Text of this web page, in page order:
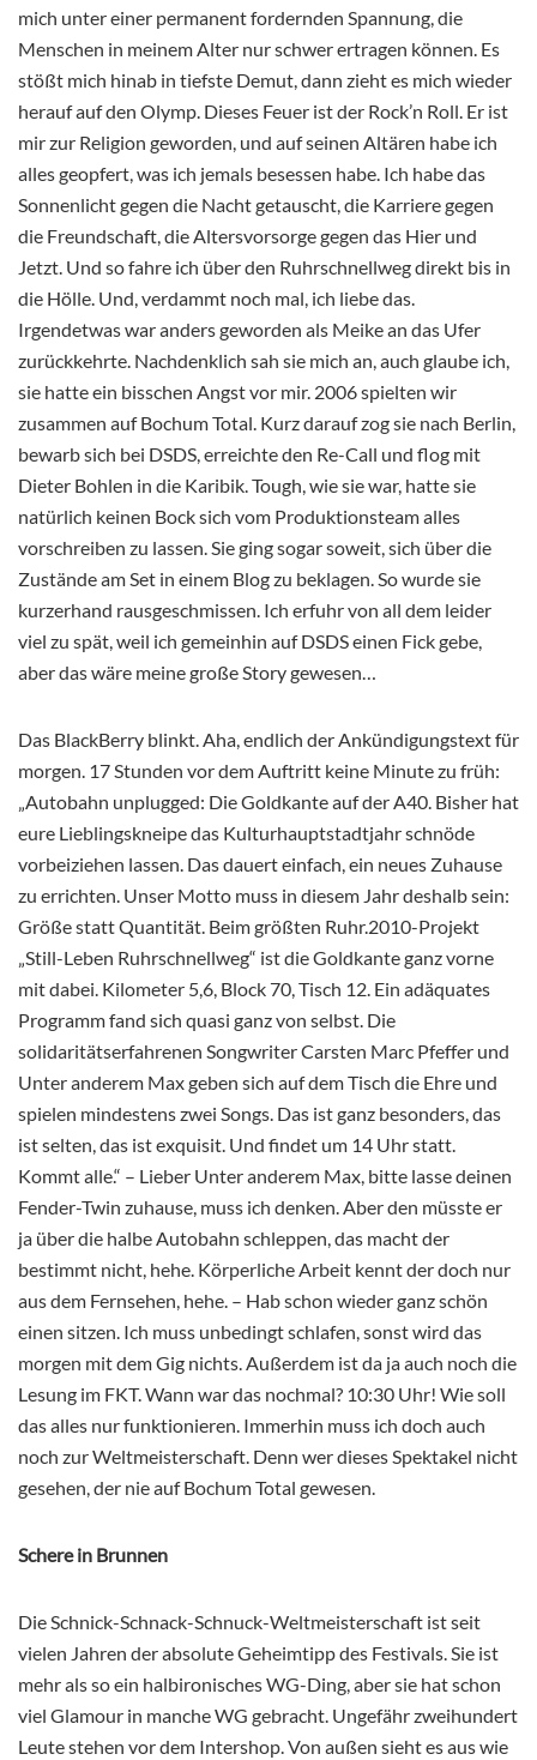
mich unter einer permanent fordernden Spannung, die
Menschen in meinem Alter nur schwer ertragen können. Es
stößt mich hinab in tiefste Demut, dann zieht es mich wieder
herauf auf den Olymp. Dieses Feuer ist der Rock’n Roll. Er ist
mir zur Religion geworden, und auf seinen Altären habe ich
alles geopfert, was ich jemals besessen habe. Ich habe das
Sonnenlicht gegen die Nacht getauscht, die Karriere gegen
die Freundschaft, die Altersvorsorge gegen das Hier und
Jetzt. Und so fahre ich über den Ruhrschnellweg direkt bis in
die Hölle. Und, verdammt noch mal, ich liebe das.
Irgendetwas war anders geworden als Meike an das Ufer
zurückkehrte. Nachdenklich sah sie mich an, auch glaube ich,
sie hatte ein bisschen Angst vor mir. 2006 spielten wir
zusammen auf Bochum Total. Kurz darauf zog sie nach Berlin,
bewarb sich bei DSDS, erreichte den Re-Call und flog mit
Dieter Bohlen in die Karibik. Tough, wie sie war, hatte sie
natürlich keinen Bock sich vom Produktionsteam alles
vorschreiben zu lassen. Sie ging sogar soweit, sich über die
Zustände am Set in einem Blog zu beklagen. So wurde sie
kurzerhand rausgeschmissen. Ich erfuhr von all dem leider
viel zu spät, weil ich gemeinhin auf DSDS einen Fick gebe,
aber das wäre meine große Story gewesen…
Das BlackBerry blinkt. Aha, endlich der Ankündigungstext für
morgen. 17 Stunden vor dem Auftritt keine Minute zu früh:
„Autobahn unplugged: Die Goldkante auf der A40. Bisher hat
eure Lieblingskneipe das Kulturhauptstadtjahr schnöde
vorbeiziehen lassen. Das dauert einfach, ein neues Zuhause
zu errichten. Unser Motto muss in diesem Jahr deshalb sein:
Größe statt Quantität. Beim größten Ruhr.2010-Projekt
„Still-Leben Ruhrschnellweg“ ist die Goldkante ganz vorne
mit dabei. Kilometer 5,6, Block 70, Tisch 12. Ein adäquates
Programm fand sich quasi ganz von selbst. Die
solidaritätserfahrenen Songwriter Carsten Marc Pfeffer und
Unter anderem Max geben sich auf dem Tisch die Ehre und
spielen mindestens zwei Songs. Das ist ganz besonders, das
ist selten, das ist exquisit. Und findet um 14 Uhr statt.
Kommt alle.“ – Lieber Unter anderem Max, bitte lasse deinen
Fender-Twin zuhause, muss ich denken. Aber den müsste er
ja über die halbe Autobahn schleppen, das macht der
bestimmt nicht, hehe. Körperliche Arbeit kennt der doch nur
aus dem Fernsehen, hehe. – Hab schon wieder ganz schön
einen sitzen. Ich muss unbedingt schlafen, sonst wird das
morgen mit dem Gig nichts. Außerdem ist da ja auch noch die
Lesung im FKT. Wann war das nochmal? 10:30 Uhr! Wie soll
das alles nur funktionieren. Immerhin muss ich doch auch
noch zur Weltmeisterschaft. Denn wer dieses Spektakel nicht
gesehen, der nie auf Bochum Total gewesen.
Schere in Brunnen
Die Schnick-Schnack-Schnuck-Weltmeisterschaft ist seit
vielen Jahren der absolute Geheimtipp des Festivals. Sie ist
mehr als so ein halbironisches WG-Ding, aber sie hat schon
viel Glamour in manche WG gebracht. Ungefähr zweihundert
Leute stehen vor dem Intershop. Von außen sieht es aus wie